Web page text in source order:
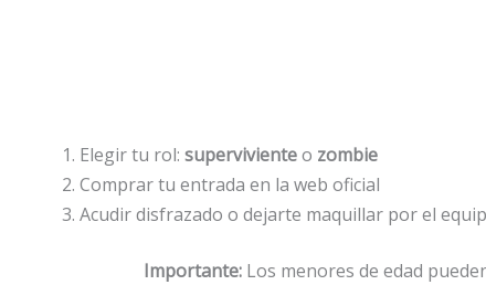
Elegir tu rol: supervivienteo zombie
Comprar tu entrada en la web oficial
Acudir disfrazado o dejarte maquillar por el
Importante: Los menores de edad